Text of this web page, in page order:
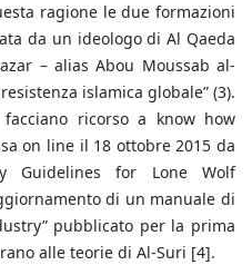
ragione le due formazioni
da un ideologo di Al Qaeda
– alias Abou Moussab al-
islamica globale” (3).
ricorso a know how
on line il 18 ottobre 2015 da
Guidelines for Lone Wolf
di un manuale di
pubblicato per la prima
alle teorie di Al-Suri [4].